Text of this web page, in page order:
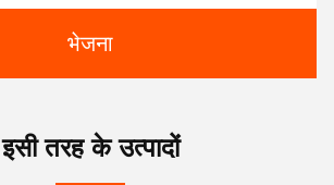
भेजना
इसी तरह के उत्पादों